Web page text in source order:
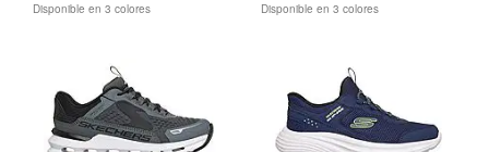
Disponible en 3 colores Disponible en 3 colores